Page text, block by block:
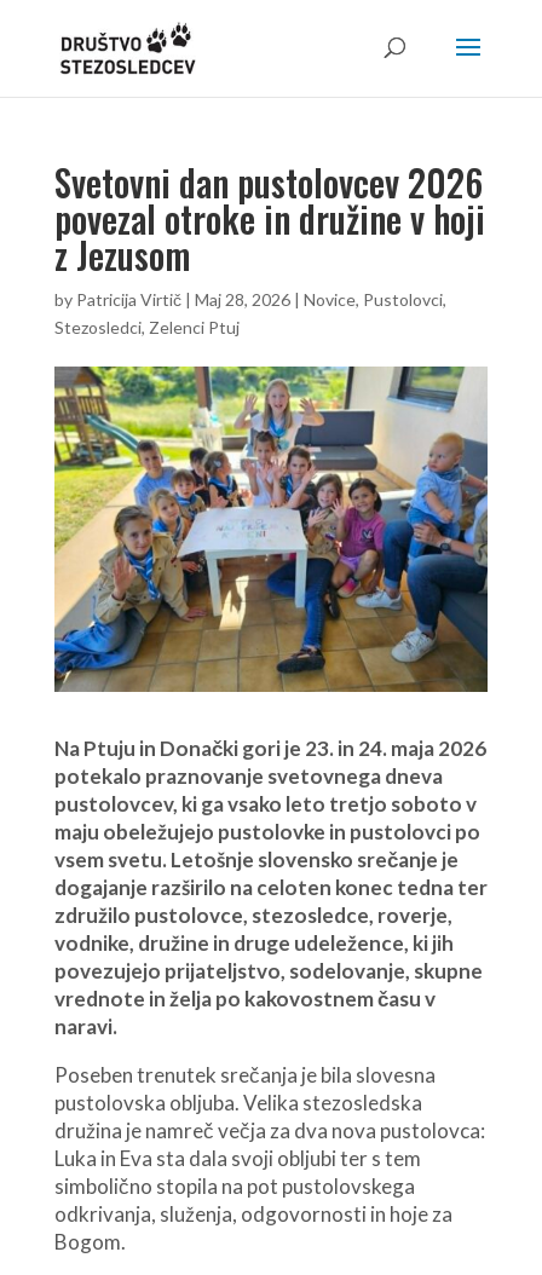
Svetovni dan pustolovcev 2026
povezal otroke in družine v hoji
z Jezusom
by Patricija Virtič| Maj 28, 2026| Novice, Pustolovci,
Stezosledci, Zelenci Ptuj
Na Ptuju in Donački gori je 23. in 24. maja 2026
potekalo praznovanje svetovnega dneva
pustolovcev, ki ga vsako leto tretjo soboto v
maju obeležujejo pustolovke in pustolovci po
vsem svetu. Letošnje slovensko srečanje je
dogajanje razširilo na celoten konec tedna ter
združilo pustolovce, stezosledce, roverje,
vodnike, družine in druge udeležence, ki jih
povezujejo prijateljstvo, sodelovanje, skupne
vrednote in želja po kakovostnem času v
naravi.
Poseben trenutek srečanja je bila slovesna
pustolovska obljuba. Velika stezosledska
družina je namreč večja za dva nova pustolovca:
Luka in Eva sta dala svoji obljubi ter s tem
simbolično stopila na pot pustolovskega
odkrivanja, služenja, odgovornosti in hoje za
Bogom.